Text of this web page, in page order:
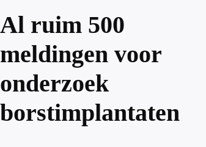
Al ruim 500
meldingen voor
onderzoek
borstimplantaten